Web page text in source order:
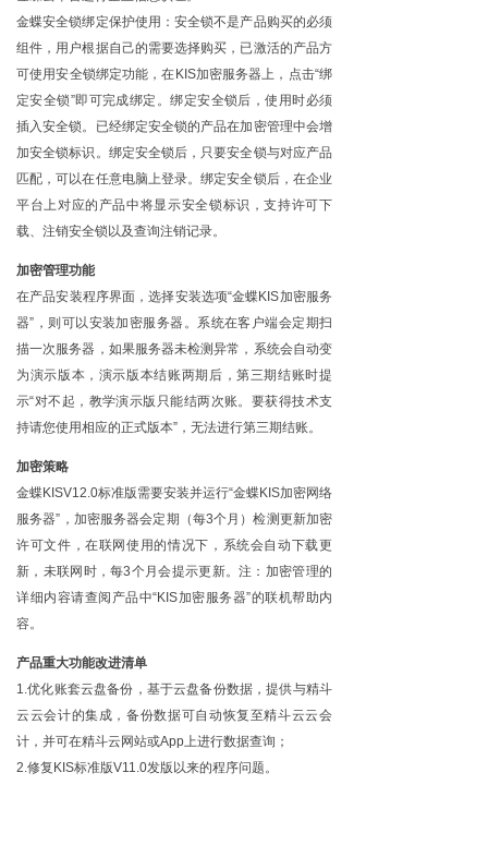
金蝶安全锁绑定保护使用：安全锁不是产品购买的必须
组件，用户根据自己的需要选择购买，已激活的产品方
可使用安全锁绑定功能，在 KIS加密服务器上，点击“绑
定安全锁”即可完成绑定。绑定安全锁后，使用时必须
插入安全锁。已经绑定安全锁的产品在加密管理中会增
加安全锁标识。绑定安全锁后，只要安全锁与对应产品
匹配，可以在任意电脑上登录。绑定安全锁后，在企业
平台上对应的产品中将显示安全锁标识，支持许可下
载、注销安全锁以及查询注销记录。
加密管理功能
在产品安装程序界面，选择安装选项“金蝶KIS加密服务
器”，则可以安装加密服务器。系统在客户端会定期扫
描一次服务器，如果服务器未检测异常，系统会自动变
为演示版本，演示版本结账两期后，第三期结账时提
示“对不起，教学演示版只能结两次账。要获得技术支
持请您使用相应的正式版本”，无法进行第三期结账。
加密策略
金蝶KISV12.0标准版需要安装并运行“金蝶KIS加密网络
服务器”，加密服务器会定期（每3个月）检测更新加密
许可文件，在联网使用的情况下，系统会自动下载更
新，未联网时，每3个月会提示更新。注：加密管理的
详细内容请查阅产品中“KIS加密服务器”的联机帮助内
容。
产品重大功能改进清单
1.优化账套云盘备份，基于云盘备份数据，提供与精斗
云云会计的集成，备份数据可自动恢复至精斗云云会
计，并可在精斗云网站或App上进行数据查询；
2.修复KIS标准版V11.0发版以来的程序问题。